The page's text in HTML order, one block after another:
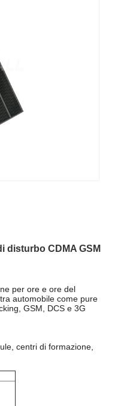
disturbo CDMA GSM
per ore e ore del
automobile come pure
GSM, DCS e 3G
centri di formazione,